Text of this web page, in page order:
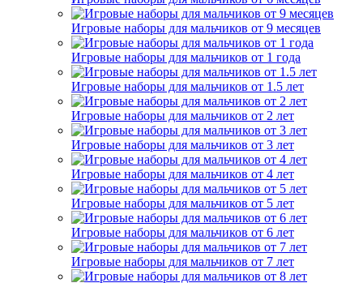
Игровые наборы для мальчиков от 9 месяцев
Игровые наборы для мальчиков от 1 года
Игровые наборы для мальчиков от 1.5 лет
Игровые наборы для мальчиков от 2 лет
Игровые наборы для мальчиков от 3 лет
Игровые наборы для мальчиков от 4 лет
Игровые наборы для мальчиков от 5 лет
Игровые наборы для мальчиков от 6 лет
Игровые наборы для мальчиков от 7 лет